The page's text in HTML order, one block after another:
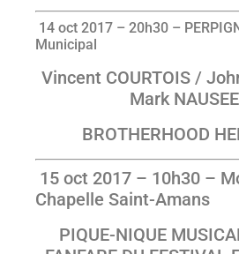
14 oct 2017 – 20h30 –
Municipal
Vincent COURTOIS /
Mark
BROTHERHOOD
15 oct 2017 – 10h30 –
Chapelle Saint-Amans
PIQUE-NIQUE